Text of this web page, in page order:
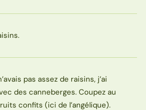
pas assez de raisins, j’ai
des canneberges. Coupez au
confits (ici de l’angélique).